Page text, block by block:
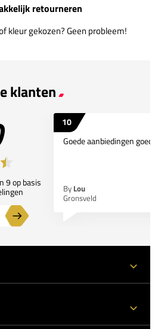
retourneren
kleur gekozen? Geen probleem!
klanten
9 op basis
10
Goede aanbiedingen
By Lou
Gronsveld